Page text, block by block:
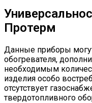
Протерм
Данные приборы
обогревателя,
необходимым
изделия особо
отсутствует
твердотопливного